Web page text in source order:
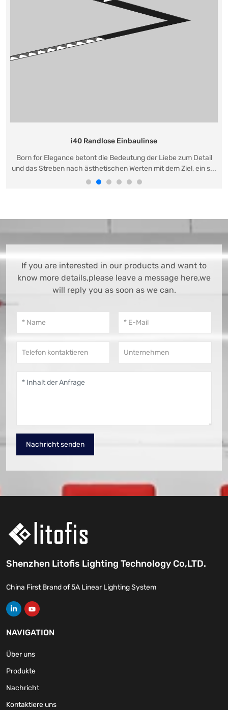
i40 Randlose Einbaulinse
Born for Elegance betont die Bedeutung der Liebe zum Detail
und das Streben nach ästhetischen Werten mit dem Ziel, ein s...
If you are interested in our products and want to
know more details,please leave a message here,we
will reply you as soon as we can.
Nachricht senden
Shenzhen Litofis Lighting Technology Co,LTD.
China First Brand of 5A Linear Lighting System
NAVIGATION
Über uns
Produkte
Nachricht
Kontaktiere uns